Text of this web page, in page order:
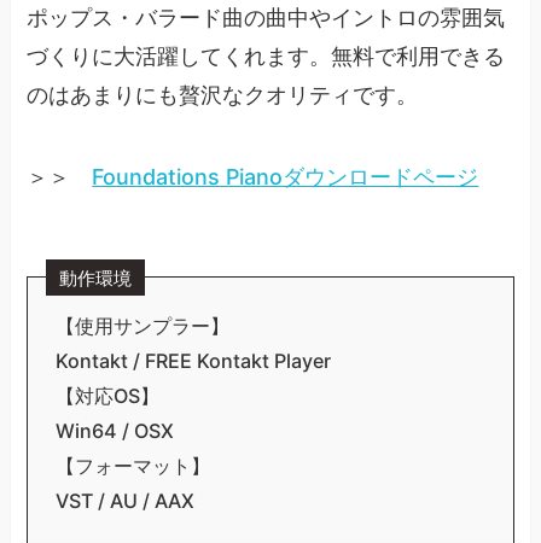
ポップス・バラード曲の曲中やイントロの雰囲気
づくりに大活躍してくれます。無料で利用できる
のはあまりにも贅沢なクオリティです。
＞＞ Foundations Pianoダウンロードページ
動作環境
【使用サンプラー】
Kontakt / FREE Kontakt Player
【対応OS】
Win64 / OSX
【フォーマット】
VST / AU / AAX